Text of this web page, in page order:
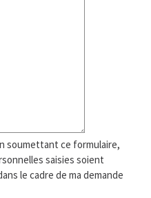
soumettant ce formulaire,
saisies soient
le cadre de ma demande